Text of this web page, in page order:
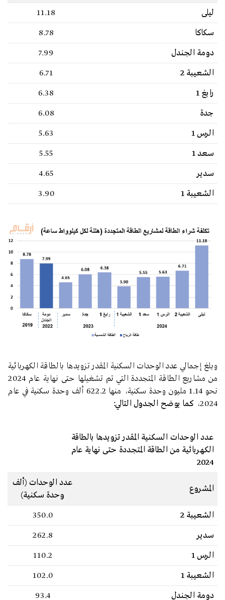
ليلى
11.18
سكاكا
8.78
دومة الجندل
7.99
الشعيبة 2
6.71
رابغ 1
6.38
جدة
6.08
الرس 1
5.63
سعد 1
5.55
سدير
4.65
الشعيبة 1
3.90
وبلغ إجمالي عدد الوحدات السكنية المقدر تزويدها بالطاقة الكهربائية
من مشاريع الطاقة المتجددة التي تم تشغيلها حتى نهاية عام 2024
نحو 1.14 مليون وحدة سكنية، منها 622.2 ألف وحدة سكنية في عام
2024،
كما يوضح الجدول التالي:
عدد الوحدات السكنية المقدر تزويدها بالطاقة
الكهربائية من الطاقة المتجددة حتى نهاية عام
2024
المشروع
عدد الوحدات (ألف
وحدة سكنية)
الشعيبة 2
350.0
سدير
262.8
الرس 1
110.2
الشعيبة 1
102.0
دومة الجندل
93.4